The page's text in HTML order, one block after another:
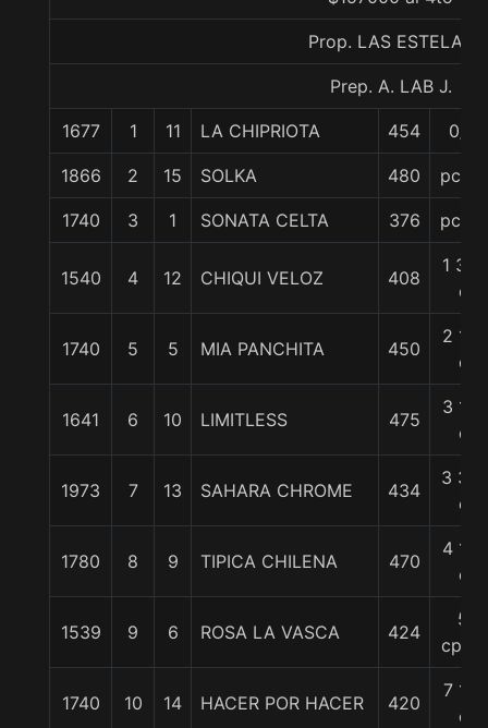
Prop. LAS ESTELAS
Prep. A. LAB J.
1677 1 11 LA CHIPRIOTA 454 0/0
1866 2 15 SOLKA 480 pczo.
1740 3 1 SONATA CELTA 376 pczo.
1540 4 12 CHIQUI VELOZ 408
1 3/4
c
1740 5 5 MIA PANCHITA 450
2 1/2
c
1641 6 10 LIMITLESS 475
3 1/4
c
1973 7 13 SAHARA CHROME 434
3 3/4
c
1780 8 9 TIPICA CHILENA 470
4 1/2
c
1539 9 6 ROSA LA VASCA 424
5
cpos.
1740 10 14 HACER POR HACER 420
7 1/4
c